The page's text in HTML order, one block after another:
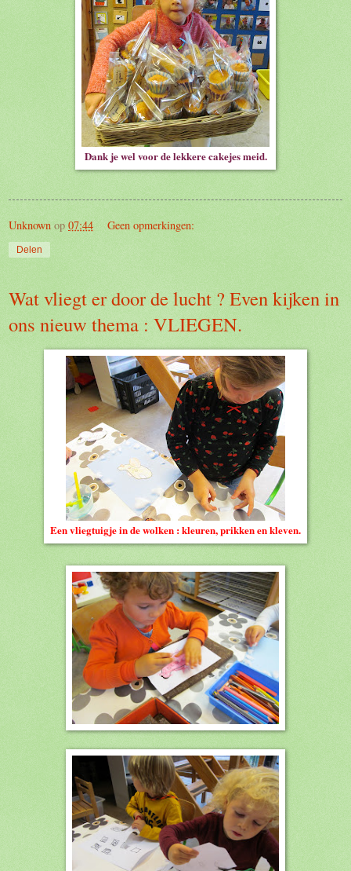
Dank je wel voor de lekkere cakejes meid.
Unknown op 07:44 Geen opmerkingen:
Delen
Wat vliegt er door de lucht ? Even kijken in
ons nieuw thema : VLIEGEN.
Een vliegtuigje in de wolken : kleuren, prikken en kleven.